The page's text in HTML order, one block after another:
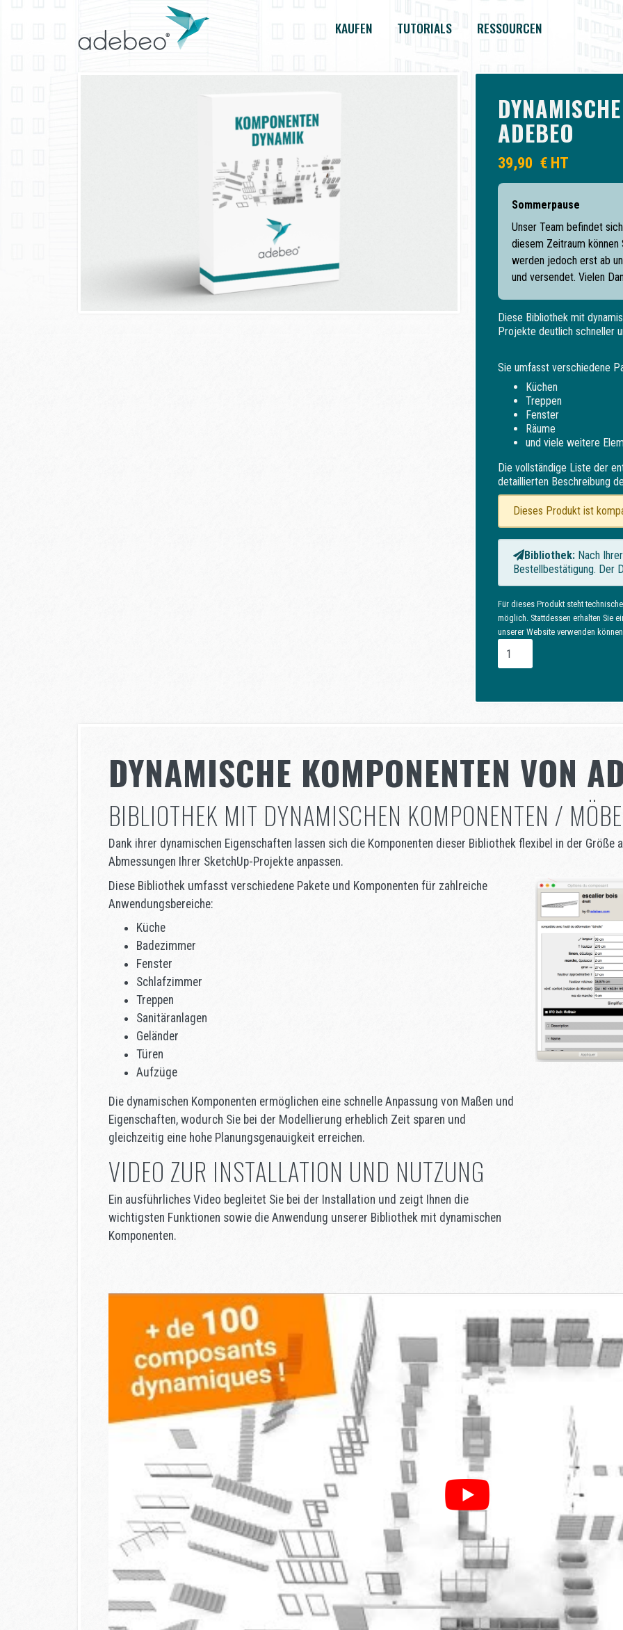
KAUFEN TUTORIALS RESSOURCEN
ADEBEO
39,90 € HT
Sommerpause
Unser Team befindet
diesem Zeitraum
werden jedoch erst ab
und versendet. Vielen
Diese Bibliothek mit
Projekte deutlich schneller
Sie umfasst verschiedene
Küchen
Treppen
Fenster
Räume
und viele weitere
Die vollständige Liste der
detaillierten Beschreibung
Dieses Produkt ist
Bibliothek: Nach
Bestellbestätigung. Der
Für dieses Produkt steht
möglich. Stattdessen erhalten Sie
unserer Website verwenden
DYNAMISCHE KOMPONENTEN VON
BIBLIOTHEK MIT DYNAMISCHEN KOMPONENTEN /
Dank ihrer dynamischen Eigenschaften lassen sich die Komponenten dieser Bibliothek flexibel in der Größe
Abmessungen Ihrer SketchUp-Projekte anpassen.
Diese Bibliothek umfasst verschiedene Pakete und Komponenten für zahlreiche
Anwendungsbereiche:
Küche
Badezimmer
Fenster
Schlafzimmer
Treppen
Sanitäranlagen
Geländer
Türen
Aufzüge
Die dynamischen Komponenten ermöglichen eine schnelle Anpassung von Maßen und
Eigenschaften, wodurch Sie bei der Modellierung erheblich Zeit sparen und
gleichzeitig eine hohe Planungsgenauigkeit erreichen.
VIDEO ZUR INSTALLATION UND NUTZUNG
Ein ausführliches Video begleitet Sie bei der Installation und zeigt Ihnen die
wichtigsten Funktionen sowie die Anwendung unserer Bibliothek mit dynamischen
Komponenten.